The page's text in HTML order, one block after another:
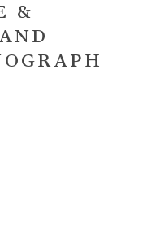
&